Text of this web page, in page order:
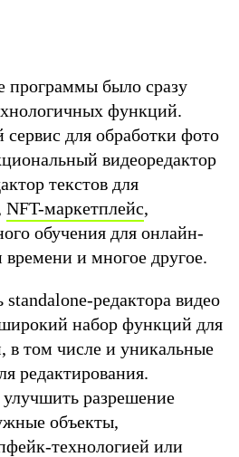
программы было сразу
функций.
для обработки фото
видеоредактор
текстов для
NFT-маркетплейс,
обучения для онлайн-
и многое другое.
редактора видео
набор функций для
в том числе и уникальные
редактирования.
разрешение
объекты,
технологией или